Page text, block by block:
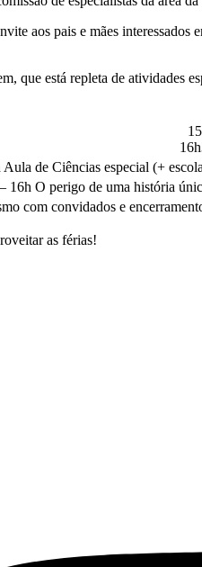
aos pais e mães
que está repleta de atividades
Aula de Ciências especial (+
16h O perigo de uma história
com convidados e
as férias!